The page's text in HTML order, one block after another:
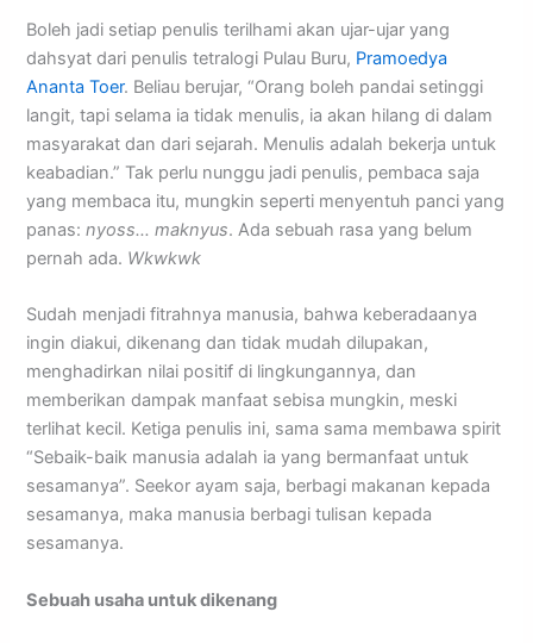
Boleh jadi setiap penulis terilhami akan ujar-ujar yang
dahsyat dari penulis tetralogi Pulau Buru, Pramoedya
Ananta Toer. Beliau berujar, “Orang boleh pandai setinggi
langit, tapi selama ia tidak menulis, ia akan hilang di dalam
masyarakat dan dari sejarah. Menulis adalah bekerja untuk
keabadian.” Tak perlu nunggu jadi penulis, pembaca saja
yang membaca itu, mungkin seperti menyentuh panci yang
panas:nyoss… maknyus. Ada sebuah rasa yang belum
pernah ada. Wkwkwk
Sudah menjadi fitrahnya manusia, bahwa keberadaanya
ingin diakui, dikenang dan tidak mudah dilupakan,
menghadirkan nilai positif di lingkungannya, dan
memberikan dampak manfaat sebisa mungkin, meski
terlihat kecil. Ketiga penulis ini, sama sama membawa spirit
“Sebaik-baik manusia adalah ia yang bermanfaat untuk
sesamanya”. Seekor ayam saja, berbagi makanan kepada
sesamanya, maka manusia berbagi tulisan kepada
sesamanya.
Sebuah usaha untuk dikenang